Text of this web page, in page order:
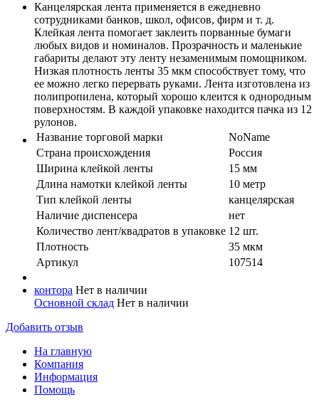
Канцелярская лента применяется в ежедневно
сотрудниками банков, школ, офисов, фирм и т. д.
Клейкая лента помогает заклеить порванные бумаги
любых видов и номиналов. Прозрачность и маленькие
габариты делают эту ленту незаменимым помощником.
Низкая плотность ленты 35 мкм способствует тому, что
ее можно легко перервать руками. Лента изготовлена из
полипропилена, который хорошо клеится к однородным
поверхностям. В каждой упаковке находится пачка из 12
рулонов.
Название торговой марки
NoName
Страна происхождения
Россия
Ширина клейкой ленты
15 мм
Длина намотки клейкой ленты
10 метр
Тип клейкой ленты
канцелярская
Наличие диспенсера
нет
Количество лент/квадратов в упаковке 12 шт.
Плотность
35 мкм
Артикул
107514
контора Нет в наличии
Основной склад Нет в наличии
Добавить отзыв
На главную
Компания
Информация
Помощь